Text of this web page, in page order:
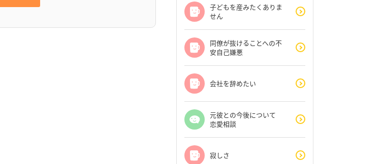
子どもを産みたくありま
せん
同僚が抜けることへの不
安自己嫌悪
会社を辞めたい
元彼との今後について
恋愛相談
寂しさ